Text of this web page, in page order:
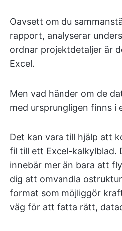
Oavsett om du
rapport, analyserar
ordnar projektdetaljer är
Excel.
Men vad händer om de
med ursprungligen finns i
Det kan vara till hjälp att
fil till ett Excel-kalkylblad.
innebär mer än bara att
dig att omvandla
format som möjliggör
väg för att fatta rätt,